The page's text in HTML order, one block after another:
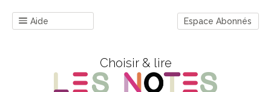
Aide Espace Abonnés
Choisir & lire